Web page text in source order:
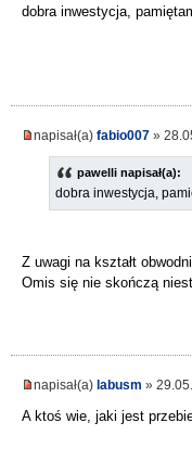
dobra inwestycja,
napisał(a) fabio007 »
pawelli napisał(a):
dobra inwestycja,
Z uwagi na kształt
Omis się nie skończą
napisał(a) labusm »
A ktoś wie, jaki jest